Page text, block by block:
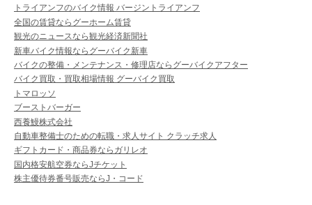
トライアンフのバイク情報 バージントライアンフ
全国の賃貸ならグーホーム賃貸
観光のニュースなら観光経済新聞社
新車バイク情報ならグーバイク新車
バイクの整備・メンテナンス・修理店ならグーバイクアフター
バイク買取・買取相場情報 グーバイク買取
トマロッソ
ブーストバーガー
西養鰻株式会社
自動車整備士のための転職・求人サイト クラッチ求人
ギフトカード・商品券ならガリレオ
国内格安航空券ならJチケット
株主優待券番号販売ならJ・コード